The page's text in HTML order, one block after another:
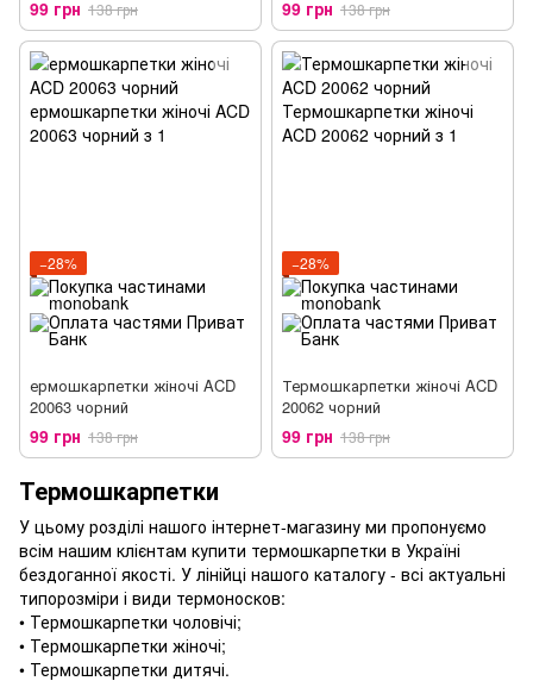
99 грн 138 грн 99 грн 138 грн
−28%
ермошкарпетки жіночі ACD
20063 чорний
99 грн 138 грн
−28%
Термошкарпетки жіночі ACD
20062 чорний
99 грн 138 грн
Термошкарпетки
У цьому розділі нашого інтернет-магазину ми пропонуємо
всім нашим клієнтам купити термошкарпетки в Україні
бездоганної якості. У лінійці нашого каталогу - всі актуальні
типорозміри і види термоносков:
• Термошкарпетки чоловічі;
• Термошкарпетки жіночі;
• Термошкарпетки дитячі.